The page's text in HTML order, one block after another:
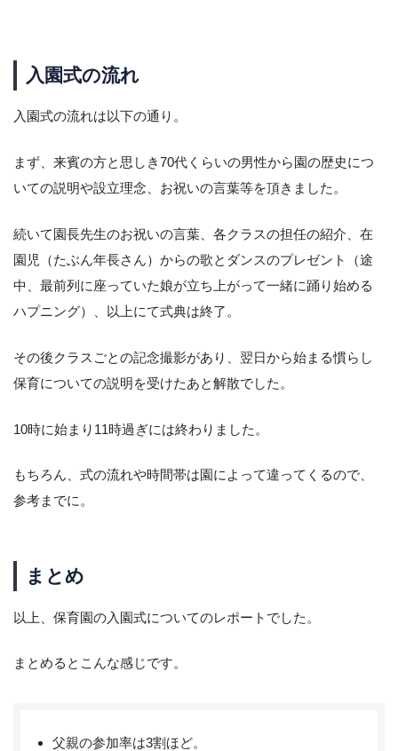
入園式の流れ
入園式の流れは以下の通り。
まず、来賓の方と思しき70代くらいの男性から園の歴史につ
いての説明や設立理念、お祝いの言葉等を頂きました。
続いて園長先生のお祝いの言葉、各クラスの担任の紹介、在
園児（たぶん年長さん）からの歌とダンスのプレゼント（途
中、最前列に座っていた娘が立ち上がって一緒に踊り始める
ハプニング）、以上にて式典は終了。
その後クラスごとの記念撮影があり、翌日から始まる慣らし
保育についての説明を受けたあと解散でした。
10時に始まり11時過ぎには終わりました。
もちろん、式の流れや時間帯は園によって違ってくるので、
参考までに。
まとめ
以上、保育園の入園式についてのレポートでした。
まとめるとこんな感じです。
父親の参加率は3割ほど。